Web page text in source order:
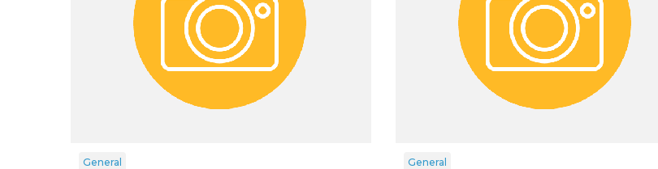
General General